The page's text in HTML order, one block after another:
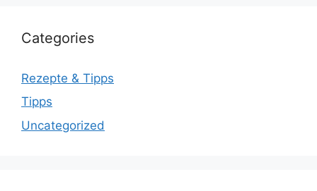
Categories
Rezepte & Tipps
Tipps
Uncategorized